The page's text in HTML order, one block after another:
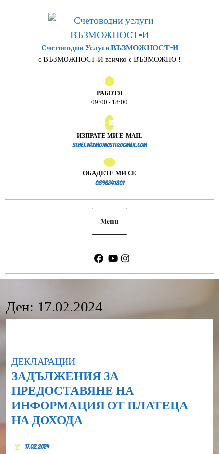
Счетоводни Услуги ВЪЗМОЖНОСТ-И
с ВЪЗМОЖНОСТ-И всичко е ВЪЗМОЖНО !
РАБОТЯ
09:00 - 18:00
ИЗПРАТЕ МИ E-MAIL
schet.vazmojnosti@gmail.com
ОБАДЕТЕ МИ СЕ
08968418070896841807
Menu
Facebook
YoutubeInstagram
Ден: 17.02.2024
ДЕКЛАРАЦИИCategory
ЗАДЪЛЖЕНИЯ ЗА
ПРЕДОСТАВЯНЕ НА
ИНФОРМАЦИЯ ОТ ПЛАТЕЦА
НА ДОХОДА
17.02.2024